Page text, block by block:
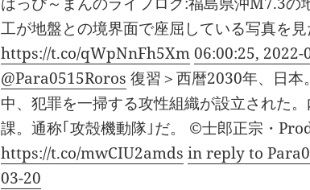
工が地盤との境界面で座屈している写真を見
https://t.co/qWpNnFh5Xm 06:00:25, 2022-
@Para0515Roros 復習＞西暦2030年、日
中、犯罪を一掃する攻性組織が設立された
課。通称｢攻殻機動隊｣だ。 ©士郎正宗・
https://t.co/mwCIU2amds in reply to
03-20